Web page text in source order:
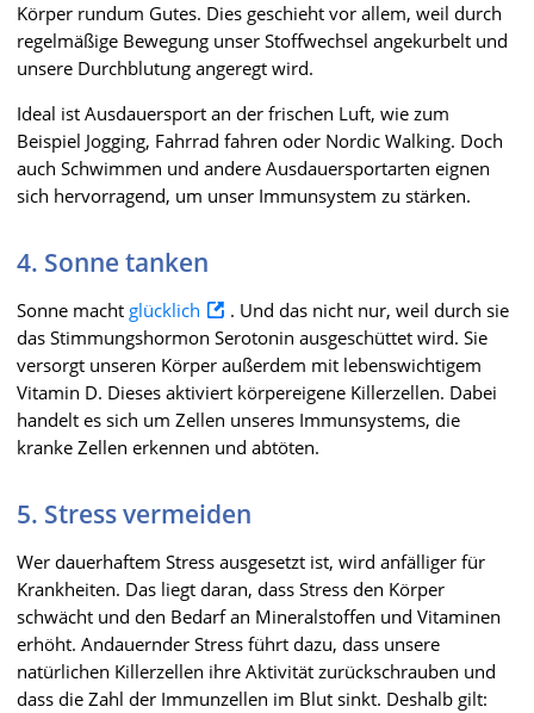
Körper rundum Gutes. Dies geschieht vor allem, weil durch
regelmäßige Bewegung unser Stoffwechsel angekurbelt und
unsere Durchblutung angeregt wird.
Ideal ist Ausdauersport an der frischen Luft, wie zum
Beispiel Jogging, Fahrrad fahren oder Nordic Walking. Doch
auch Schwimmen und andere Ausdauersportarten eignen
sich hervorragend, um unser Immunsystem zu stärken.
4. Sonne tanken
Sonne macht glücklich
. Und das nicht nur, weil durch sie
das Stimmungshormon Serotonin ausgeschüttet wird. Sie
versorgt unseren Körper außerdem mit lebenswichtigem
Vitamin D. Dieses aktiviert körpereigene Killerzellen. Dabei
handelt es sich um Zellen unseres Immunsystems, die
kranke Zellen erkennen und abtöten.
5. Stress vermeiden
Wer dauerhaftem Stress ausgesetzt ist, wird anfälliger für
Krankheiten. Das liegt daran, dass Stress den Körper
schwächt und den Bedarf an Mineralstoffen und Vitaminen
erhöht. Andauernder Stress führt dazu, dass unsere
natürlichen Killerzellen ihre Aktivität zurückschrauben und
dass die Zahl der Immunzellen im Blut sinkt. Deshalb gilt: